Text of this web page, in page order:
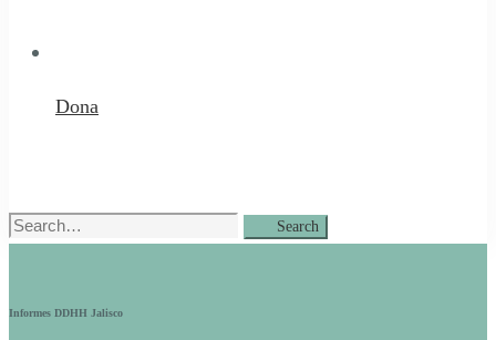
Dona
Search
Search
Informes DDHH Jalisco